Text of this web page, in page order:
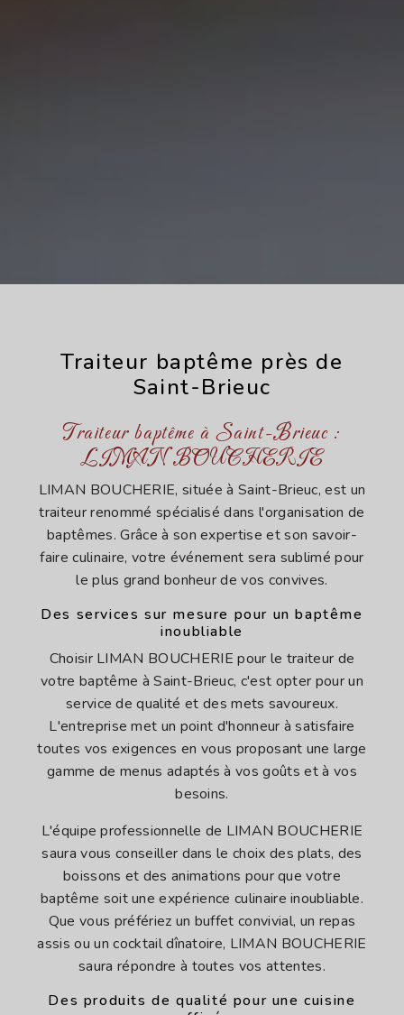
Traiteur baptême près de
Saint-Brieuc
Traiteur baptême à Saint-Brieuc :
LIMAN BOUCHERIE
LIMAN BOUCHERIE, située à Saint-Brieuc, est un
traiteur renommé spécialisé dans l'organisation de
baptêmes. Grâce à son expertise et son savoir-
faire culinaire, votre événement sera sublimé pour
le plus grand bonheur de vos convives.
Des services sur mesure pour un baptême
inoubliable
Choisir LIMAN BOUCHERIE pour le traiteur de
votre baptême à Saint-Brieuc, c'est opter pour un
service de qualité et des mets savoureux.
L'entreprise met un point d'honneur à satisfaire
toutes vos exigences en vous proposant une large
gamme de menus adaptés à vos goûts et à vos
besoins.
L'équipe professionnelle de LIMAN BOUCHERIE
saura vous conseiller dans le choix des plats, des
boissons et des animations pour que votre
baptême soit une expérience culinaire inoubliable.
Que vous préfériez un buffet convivial, un repas
assis ou un cocktail dînatoire, LIMAN BOUCHERIE
saura répondre à toutes vos attentes.
Des produits de qualité pour une cuisine